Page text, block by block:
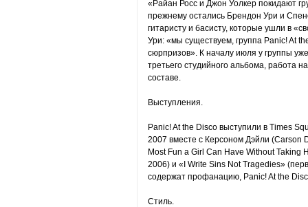
«Райан Росс и Джон Уолкер покидают
прежнему остались Брендон Ури и
гитаристу и басисту, которые ушли в
Ури: «мы существуем, группа Panic! At
сюрпризов». К началу июля у группы
третьего студийного альбома, работа
составе.
Выступления.
Panic! At the Disco выступили в Times
2007 вместе с Керсоном Дэйли (Carson
Most Fun a Girl Can Have Without Taking
2006) и «I Write Sins Not Tragedies»
содержат профанацию, Panic! At the
Стиль.